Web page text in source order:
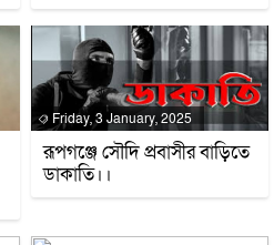
Friday, 3 January, 2025
রূপগঞ্জে সৌদি প্রবাসীর বাড়িতে
ডাকাতি।।